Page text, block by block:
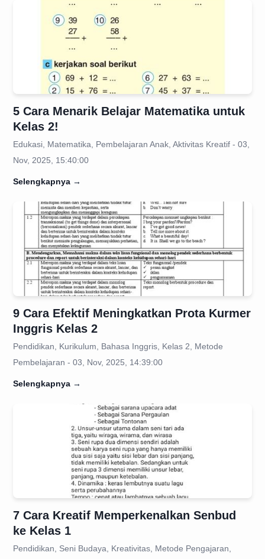
5 Cara Menarik Belajar Matematika untuk
Kelas 2!
Edukasi, Matematika, Pembelajaran Anak, Aktivitas Kreatif - 03,
Nov, 2025, 15:40:00
Selengkapnya →
9 Cara Efektif Meningkatkan Prota Kurmer
Inggris Kelas 2
Pendidikan, Kurikulum, Bahasa Inggris, Kelas 2, Metode
Pembelajaran - 03, Nov, 2025, 14:39:00
Selengkapnya →
7 Cara Kreatif Memperkenalkan Senbud
ke Kelas 1
Pendidikan, Seni Budaya, Kreativitas, Metode Pengajaran,